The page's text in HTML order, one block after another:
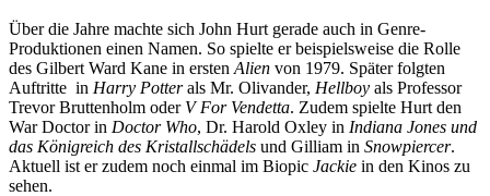
Über die Jahre machte sich John Hurt gerade auch in Genre-
Produktionen einen Namen. So spielte er beispielsweise die Rolle
des Gilbert Ward Kane in ersten Alien von 1979. Später folgten
Auftritte in Harry Potterals Mr. Olivander, Hellboy als Professor
Trevor Bruttenholm oder V For Vendetta. Zudem spielte Hurt den
War Doctor in Doctor Who, Dr. Harold Oxley in Indiana Jones und
das Königreich des Kristallschädels und Gilliam in Snowpiercer.
Aktuell ist er zudem noch einmal im Biopic Jackie in den Kinos zu
sehen.